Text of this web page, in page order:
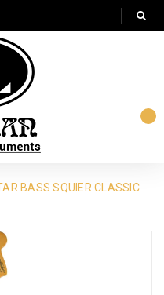
BASS SQUIER CLASSIC